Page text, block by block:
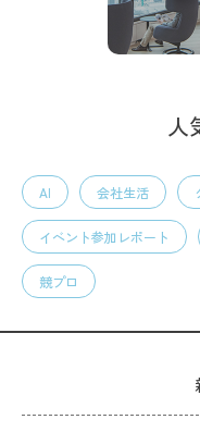
人
AI 会社生活
イベント参加レポート
競プロ